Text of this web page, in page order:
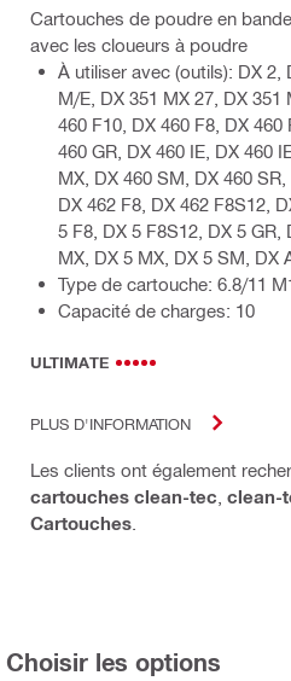
Cartouches de poudre en
avec les cloueurs à poudre
À utiliser avec (outils): DX 2,
M/E, DX 351 MX 27, DX 351
460 F10, DX 460 F8, DX
460 GR, DX 460 IE, DX 460
MX, DX 460 SM, DX 460
DX 462 F8, DX 462 F8S12,
5 F8, DX 5 F8S12, DX 5 GR,
MX, DX 5 MX, DX 5 SM, DX
Type de cartouche: 6.8/11
Capacité de charges: 10
ULTIMATE
PLUS D'INFORMATION
Les clients ont également
cartouches clean-tec clean-
Cartouches
Choisir les options